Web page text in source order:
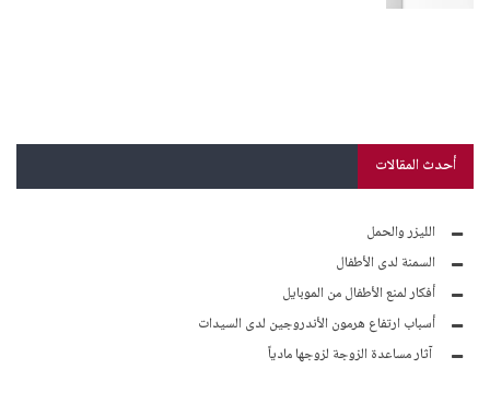
أحدث المقالات
الليزر والحمل
السمنة لدى الأطفال
أفكار لمنع الأطفال من الموبايل
أسباب ارتفاع هرمون الأندروجين لدى السيدات
آثار مساعدة الزوجة لزوجها مادياً